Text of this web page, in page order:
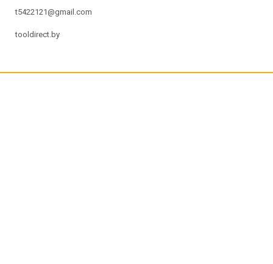
t5422121@gmail.com
tooldirect.by